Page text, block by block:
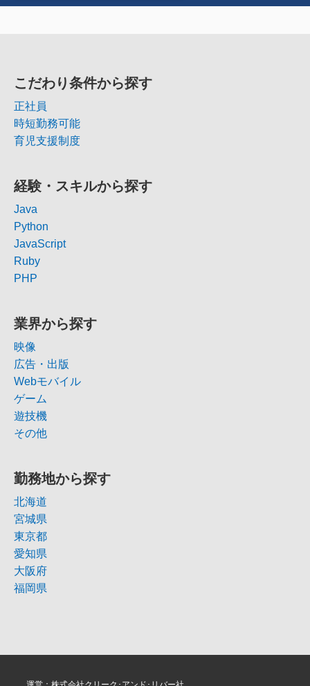
こだわり条件から探す
正社員
時短勤務可能
育児支援制度
経験・スキルから探す
Java
Python
JavaScript
Ruby
PHP
業界から探す
映像
広告・出版
Webモバイル
ゲーム
遊技機
その他
勤務地から探す
北海道
宮城県
東京都
愛知県
大阪府
福岡県